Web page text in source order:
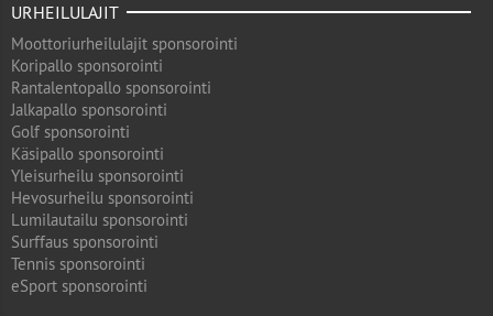
URHEILULAJIT
Moottoriurheilulajit sponsorointi
Koripallo sponsorointi
Rantalentopallo sponsorointi
Jalkapallo sponsorointi
Golf sponsorointi
Käsipallo sponsorointi
Yleisurheilu sponsorointi
Hevosurheilu sponsorointi
Lumilautailu sponsorointi
Surffaus sponsorointi
Tennis sponsorointi
eSport sponsorointi